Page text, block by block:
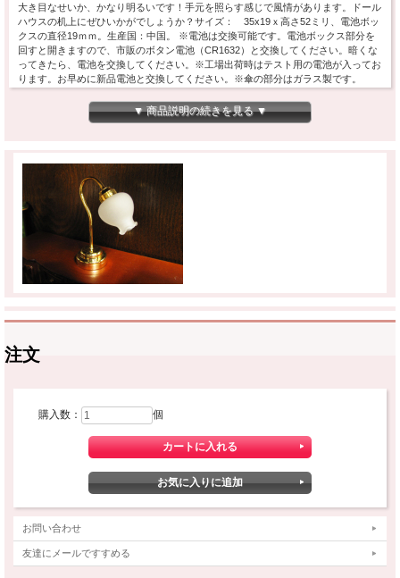
大き目なせいか、かなり明るいです！手元を照らす感じで風情があります。ドール
ハウスの机上にぜひいかがでしょうか？サイズ： 35x19ｘ高さ52ミリ、電池ボッ
クスの直径19ｍｍ。生産国：中国。 ※電池は交換可能です。電池ボックス部分を
回すと開きますので、市販のボタン電池（CR1632）と交換してください。暗くな
ってきたら、電池を交換してください。※工場出荷時はテスト用の電池が入ってお
ります。お早めに新品電池と交換してください。※傘の部分はガラス製です。
▼ 商品説明の続きを見る ▼
注文
購入数： 個
お問い合わせ
友達にメールですすめる